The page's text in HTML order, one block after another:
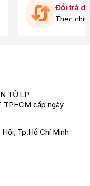
đầu hút:
Đầu hút dễ
Đổi trả
Theo
TỬ LP
TPHCM cấp ngày
Tp.Hồ Chí Minh